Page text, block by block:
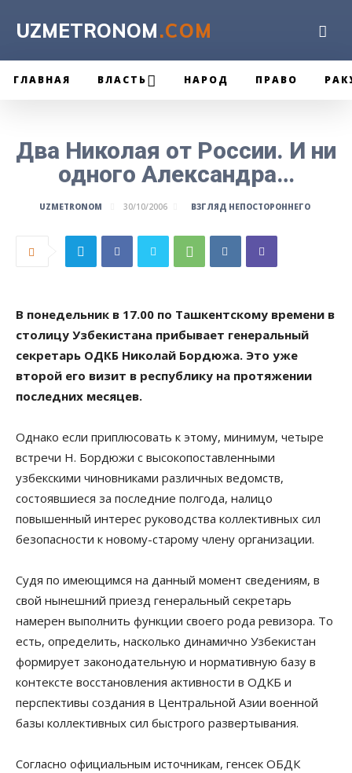
UZMETRONOM.COM
ГЛАВНАЯ ВЛАСТЬ НАРОД ПРАВО
Два Николая от России. И ни
одного Александра…
UZMETRONOM 30/10/2006 ВЗГЛЯД НЕПОСТОРОННЕГО
В понедельник в 17.00 по Ташкентскому времени в
столицу Узбекистана прибывает генеральный
секретарь ОДКБ Николай Бордюжа. Это уже
второй его визит в республику на протяжении
последних месяцев.
Однако если приплюсовать к этому, минимум, четыре
встречи Н. Бордюжи с высокопоставленными
узбекскими чиновниками различных ведомств,
состоявшиеся за последние полгода, налицо
повышенный интерес руководства коллективных сил
безопасности к новому-старому члену организации.
Судя по имеющимся на данный момент сведениям, в
свой нынешний приезд генеральный секретарь
намерен выполнить функции своего рода ревизора. То
есть, определить, насколько динамично Узбекистан
формирует законодательную и нормативную базу в
контексте восстановления активности в ОДКБ и
перспективы создания в Центральной Азии военной
базы коллективных сил быстрого развертывания.
Согласно официальным источникам, генсек ОБДК